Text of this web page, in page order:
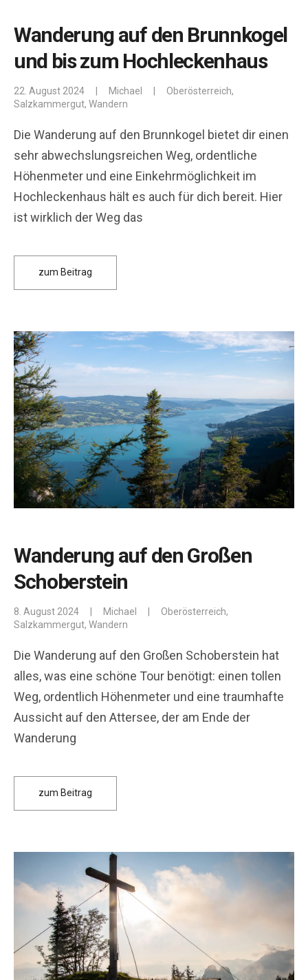
Wanderung auf den Brunnkogel
und bis zum Hochleckenhaus
22. August 2024 Michael Oberösterreich,
Salzkammergut, Wandern
Die Wanderung auf den Brunnkogel bietet dir einen
sehr abwechslungsreichen Weg, ordentliche
Höhenmeter und eine Einkehrmöglichkeit im
Hochleckenhaus hält es auch für dich bereit. Hier
ist wirklich der Weg das
zum Beitrag
Wanderung auf den Großen
Schoberstein
8. August 2024 Michael Oberösterreich,
Salzkammergut, Wandern
Die Wanderung auf den Großen Schoberstein hat
alles, was eine schöne Tour benötigt: einen tollen
Weg, ordentlich Höhenmeter und eine traumhafte
Aussicht auf den Attersee, der am Ende der
Wanderung
zum Beitrag